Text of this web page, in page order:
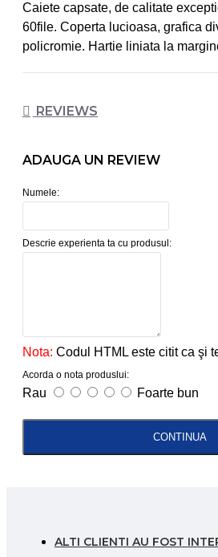
Caiete capsate, de calitate
60file. Coperta lucioasa, grafica
policromie. Hartie liniata la
REVIEWS
ADAUGA UN REVIEW
Numele:
Descrie experienta ta cu produsul:
Nota: Codul HTML este citit ca şi
Acorda o nota produslui:
Rau Foarte bun
CONTINUA
ALTI CLIENTI AU FOST